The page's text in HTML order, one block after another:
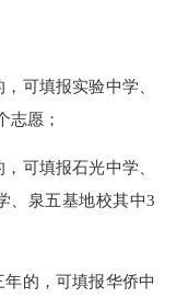
填报实验中学、
志愿；
填报石光中学、
、泉五基地校其中3
的，可填报华侨中